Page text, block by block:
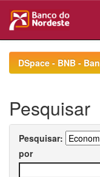
navigationDSpace - BNB -
Pesquisar
Pesquisar:
por